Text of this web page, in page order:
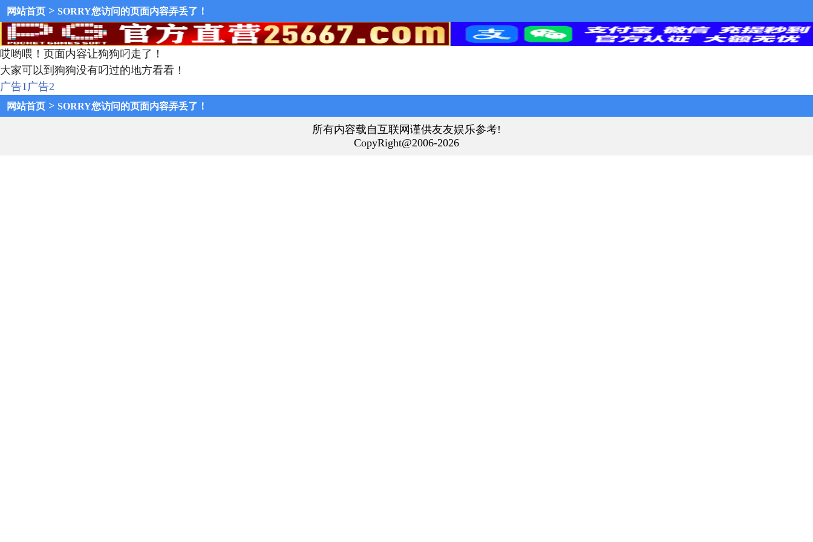
网站首页 > SORRY您访问的页面内容弄丢了！
哎哟喂！页面内容让狗狗叼走了！
大家可以到狗狗没有叼过的地方看看！
广告1广告2
网站首页 > SORRY您访问的页面内容弄丢了！
所有内容载自互联网谨供友友娱乐参考!
CopyRight@2006-2026